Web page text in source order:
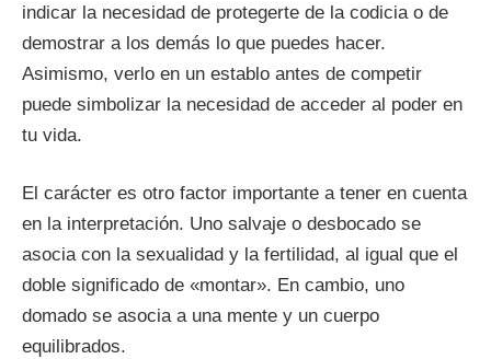
indicar la necesidad de protegerte de la codicia o de
demostrar a los demás lo que puedes hacer.
Asimismo, verlo en un establo antes de competir
puede simbolizar la necesidad de acceder al poder en
tu vida.
El carácter es otro factor importante a tener en cuenta
en la interpretación. Uno salvaje o desbocado se
asocia con la sexualidad y la fertilidad, al igual que el
doble significado de «montar». En cambio, uno
domado se asocia a una mente y un cuerpo
equilibrados.